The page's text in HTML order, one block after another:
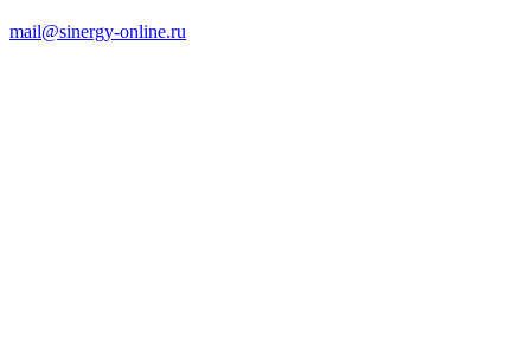
mail@sinergy-online.ru